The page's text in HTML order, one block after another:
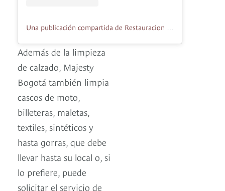
Una publicación compartida de Restauracion tenis cascos accesorios (@majestybogota1)
Además de la limpieza
de calzado, Majesty
Bogotá también limpia
cascos de moto,
billeteras, maletas,
textiles, sintéticos y
hasta gorras, que debe
llevar hasta su local o, si
lo prefiere, puede
solicitar el servicio de